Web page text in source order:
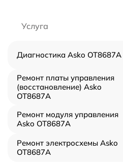
Услуга
Диагностика Asko OT8687A
Ремонт платы управления
(восстановление) Asko
OT8687A
Ремонт модуля управления
Asko OT8687A
Ремонт электросхемы Asko
OT8687A